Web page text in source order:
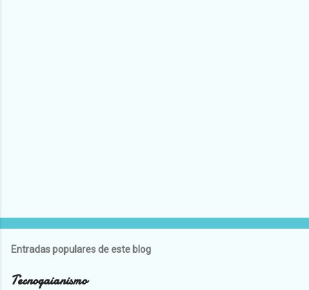
Entradas populares de este blog
Tecnogaianismo